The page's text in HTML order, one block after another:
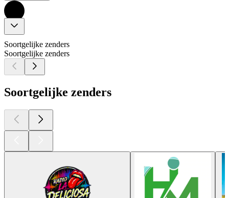
Soortgelijke zenders
Soortgelijke zenders
Soortgelijke zenders